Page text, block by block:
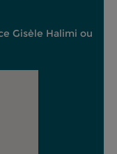
Gisèle Halimi ou